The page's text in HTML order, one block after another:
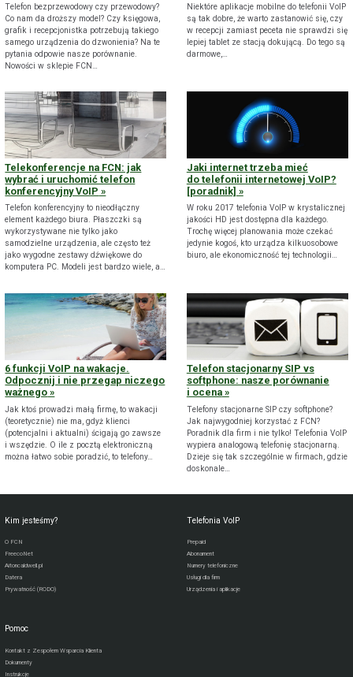
Telefon bezprzewodowy czy przewodowy?
Co nam da droższy model? Czy księgowa,
grafik i recepcjonistka potrzebują takiego
samego urządzenia do dzwonienia? Na te
pytania odpowie nasze porównanie.
Nowości w sklepie FCN…
Niektóre aplikacje mobilne do telefonii VoIP
są tak dobre, że warto zastanowić się, czy
w recepcji zamiast peceta nie sprawdzi się
lepiej tablet ze stacją dokującą. Do tego są
darmowe,…
Telekonferencje na FCN: jak
wybrać i uruchomić telefon
konferencyjny VoIP
Telefon konferencyjny to nieodłączny
element każdego biura. Płaszczki są
wykorzystywane nie tylko jako
samodzielne urządzenia, ale często też
jako wygodne zestawy dźwiękowe do
komputera PC. Modeli jest bardzo wiele, a…
Jaki internet trzeba mieć
do telefonii internetowej VoIP?
[poradnik]
W roku 2017 telefonia VoIP w krystalicznej
jakości HD jest dostępna dla każdego.
Trochę więcej planowania może czekać
jedynie kogoś, kto urządza kilkuosobowe
biuro, ale ekonomiczność tej technologii…
6 funkcji VoIP na wakacje.
Odpocznij i nie przegap niczego
ważnego
Jak ktoś prowadzi małą firmę, to wakacji
(teoretycznie) nie ma, gdyż klienci
(potencjalni i aktualni) ścigają go zawsze
i wszędzie. O ile z pocztą elektroniczną
można łatwo sobie poradzić, to telefony…
Telefon stacjonarny SIP vs
softphone: nasze porównanie
i ocena
Telefony stacjonarne SIP czy softphone?
Jak najwygodniej korzystać z FCN?
Poradnik dla firm i nie tylko! Telefonia VoIP
wypiera analogową telefonię stacjonarną.
Dzieje się tak szczególnie w firmach, gdzie
doskonale…
Kim jesteśmy?
O FCN
FreecoNet
Aitoncaldwell.pl
Datera
Prywatność (RODO)
Telefonia VoIP
Prepaid
Abonament
Numery telefoniczne
Usługi dla firm
Urządzenia i aplikacje
Pomoc
Kontakt z Zespołem Wsparcia Klienta
Dokumenty
Instrukcje